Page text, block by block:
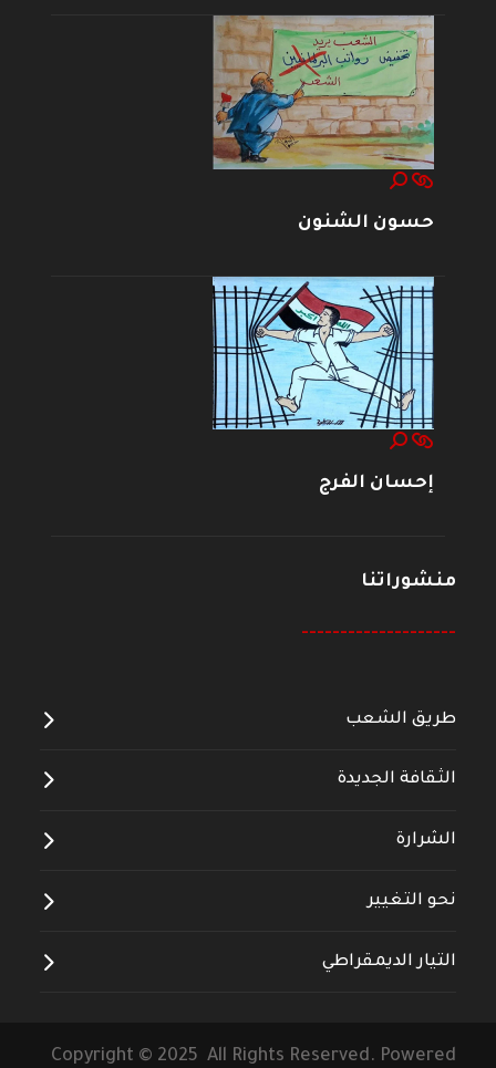
حسون الشنون
إحسان الفرج
منشوراتنا
--------------------
طريق الشعب
الثقافة الجديدة
الشرارة
نحو التغيير
التيار الديمقراطي
Copyright © 2025 All Rights Reserved. Powered